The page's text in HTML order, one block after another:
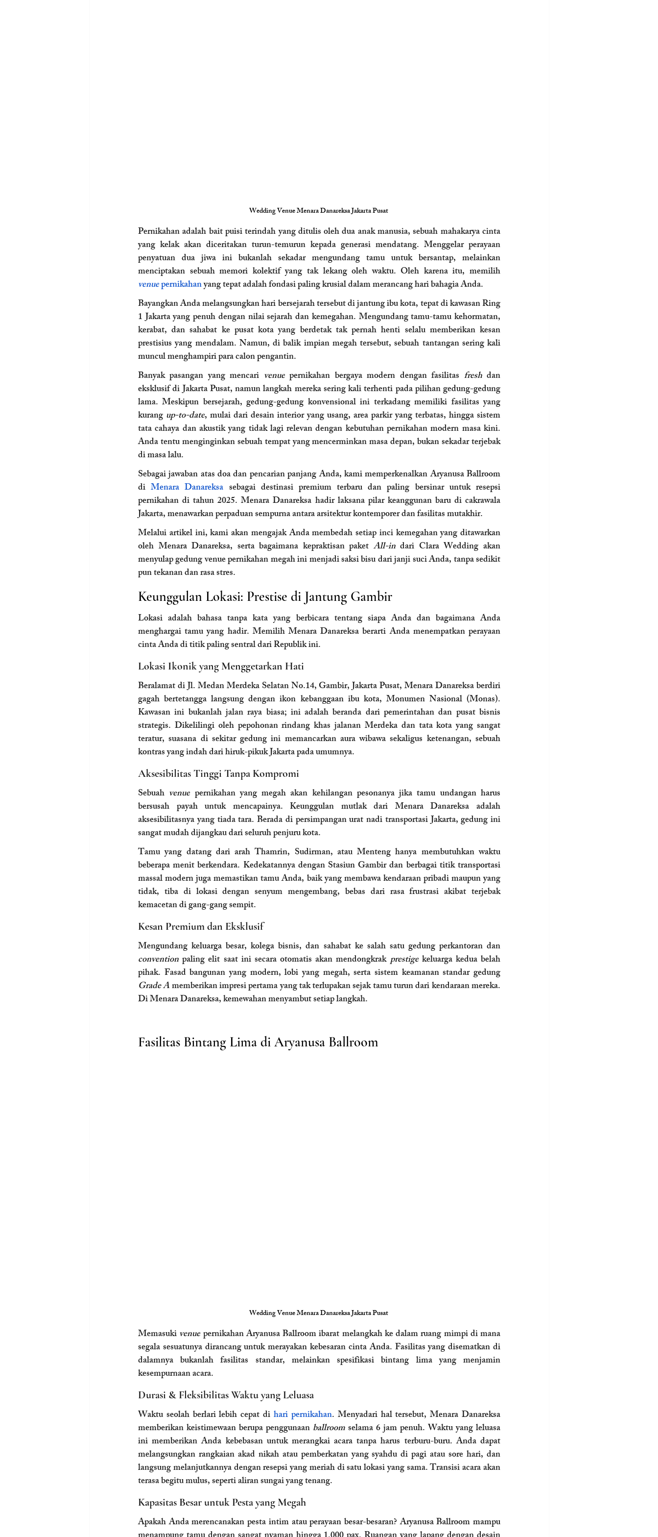
Wedding Venue Menara Danareksa Jakarta Pusat
Pernikahan adalah bait puisi terindah yang ditulis oleh dua anak manusia, sebuah mahakarya cinta
yang kelak akan diceritakan turun-temurun kepada generasi mendatang. Menggelar perayaan
penyatuan dua jiwa ini bukanlah sekadar mengundang tamu untuk bersantap, melainkan
venue pernikahan yang tepat adalah fondasi paling krusial dalam merancang hari bahagia Anda.
Bayangkan Anda melangsungkan hari bersejarah tersebut di jantung ibu kota, tepat di kawasan Ring
1 Jakarta yang penuh dengan nilai sejarah dan kemegahan. Mengundang tamu-tamu kehormatan,
kerabat, dan sahabat ke pusat kota yang berdetak tak pernah henti selalu memberikan kesan
prestisius yang mendalam. Namun, di balik impian megah tersebut, sebuah tantangan sering kali
muncul menghampiri para calon pengantin.
Banyak pasangan yang mencari venue pernikahan bergaya modern dengan fasilitas fresh dan
eksklusif di Jakarta Pusat, namun langkah mereka sering kali terhenti pada pilihan gedung-gedung
lama. Meskipun bersejarah, gedung-gedung konvensional ini terkadang memiliki fasilitas yang
kurang up-to-date, mulai dari desain interior yang usang, area parkir yang terbatas, hingga sistem
tata cahaya dan akustik yang tidak lagi relevan dengan kebutuhan pernikahan modern masa kini.
Anda tentu menginginkan sebuah tempat yang mencerminkan masa depan, bukan sekadar terjebak
di masa lalu.
Sebagai jawaban atas doa dan pencarian panjang Anda, kami memperkenalkan Aryanusa Ballroom
di Menara Danareksa sebagai destinasi premium terbaru dan paling bersinar untuk resepsi
pernikahan di tahun 2025. Menara Danareksa hadir laksana pilar keanggunan baru di cakrawala
Jakarta, menawarkan perpaduan sempurna antara arsitektur kontemporer dan fasilitas mutakhir.
Melalui artikel ini, kami akan mengajak Anda membedah setiap inci kemegahan yang ditawarkan
oleh Menara Danareksa, serta bagaimana kepraktisan paket All-in dari Clara Wedding akan
menyulap gedung venue pernikahan megah ini menjadi saksi bisu dari janji suci Anda, tanpa sedikit
pun tekanan dan rasa stres.
Keunggulan Lokasi: Prestise di Jantung Gambir
Lokasi adalah bahasa tanpa kata yang berbicara tentang siapa Anda dan bagaimana Anda
menghargai tamu yang hadir. Memilih Menara Danareksa berarti Anda menempatkan perayaan
cinta Anda di titik paling sentral dari Republik ini.
Lokasi Ikonik yang Menggetarkan Hati
Beralamat di Jl. Medan Merdeka Selatan No.14, Gambir, Jakarta Pusat, Menara Danareksa berdiri
gagah bertetangga langsung dengan ikon kebanggaan ibu kota, Monumen Nasional (Monas).
Kawasan ini bukanlah jalan raya biasa; ini adalah beranda dari pemerintahan dan pusat bisnis
strategis. Dikelilingi oleh pepohonan rindang khas jalanan Merdeka dan tata kota yang sangat
teratur, suasana di sekitar gedung ini memancarkan aura wibawa sekaligus ketenangan, sebuah
kontras yang indah dari hiruk-pikuk Jakarta pada umumnya.
Aksesibilitas Tinggi Tanpa Kompromi
Sebuah venue pernikahan yang megah akan kehilangan pesonanya jika tamu undangan harus
bersusah payah untuk mencapainya. Keunggulan mutlak dari Menara Danareksa adalah
aksesibilitasnya yang tiada tara. Berada di persimpangan urat nadi transportasi Jakarta, gedung ini
sangat mudah dijangkau dari seluruh penjuru kota.
Tamu yang datang dari arah Thamrin, Sudirman, atau Menteng hanya membutuhkan waktu
beberapa menit berkendara. Kedekatannya dengan Stasiun Gambir dan berbagai titik transportasi
massal modern juga memastikan tamu Anda, baik yang membawa kendaraan pribadi maupun yang
tidak, tiba di lokasi dengan senyum mengembang, bebas dari rasa frustrasi akibat terjebak
kemacetan di gang-gang sempit.
Kesan Premium dan Eksklusif
convention paling elit saat ini secara otomatis akan mendongkrak prestige keluarga kedua belah
Grade A memberikan impresi pertama yang tak terlupakan sejak tamu turun dari kendaraan mereka.
Di Menara Danareksa, kemewahan menyambut setiap langkah.
Fasilitas Bintang Lima di Aryanusa Ballroom
Wedding Venue Menara Danareksa Jakarta Pusat
Memasuki venue pernikahan Aryanusa Ballroom ibarat melangkah ke dalam ruang mimpi di mana
segala sesuatunya dirancang untuk merayakan kebesaran cinta Anda. Fasilitas yang disematkan di
dalamnya bukanlah fasilitas standar, melainkan spesifikasi bintang lima yang menjamin
kesempurnaan acara.
Durasi & Fleksibilitas Waktu yang Leluasa
Waktu seolah berlari lebih cepat di hari pernikahan. Menyadari hal tersebut, Menara Danareksa
memberikan keistimewaan berupa penggunaan ballroom selama 6 jam penuh. Waktu yang leluasa
ini memberikan Anda kebebasan untuk merangkai acara tanpa harus terburu-buru. Anda dapat
melangsungkan rangkaian akad nikah atau pemberkatan yang syahdu di pagi atau sore hari, dan
langsung melanjutkannya dengan resepsi yang meriah di satu lokasi yang sama. Transisi acara akan
terasa begitu mulus, seperti aliran sungai yang tenang.
Kapasitas Besar untuk Pesta yang Megah
Apakah Anda merencanakan pesta intim atau perayaan besar-besaran? Aryanusa Ballroom mampu